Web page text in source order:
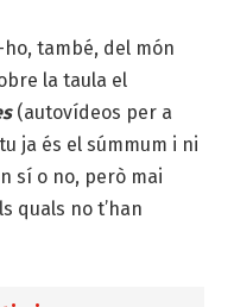
també, del món
la taula el
(autovídeos per a
ja és el súmmum i ni
sí o no, però mai
quals no t’han